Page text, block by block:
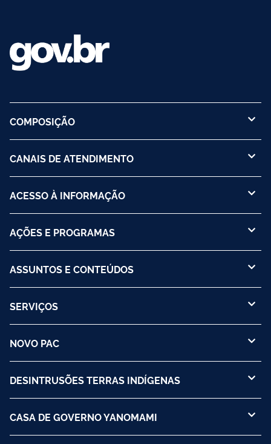
COMPOSIÇÃO
CANAIS DE ATENDIMENTO
ACESSO À INFORMAÇÃO
AÇÕES E PROGRAMAS
ASSUNTOS E CONTEÚDOS
SERVIÇOS
NOVO PAC
DESINTRUSÕES TERRAS INDÍGENAS
CASA DE GOVERNO YANOMAMI